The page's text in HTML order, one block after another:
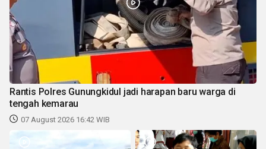
Rantis Polres Gunungkidul jadi harapan baru warga di
tengah kemarau
07 August 2026 16:42 WIB